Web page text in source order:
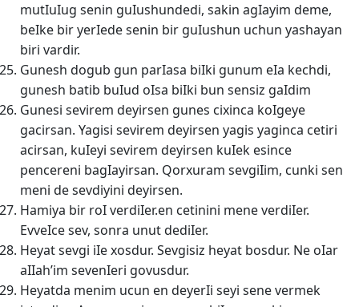
mutIuIug senin guIushundedi, sakin agIayim deme,
beIke bir yerIede senin bir guIushun uchun yashayan
biri vardir.
Gunesh dogub gun parIasa biIki gunum eIa kechdi,
gunesh batib buIud oIsa biIki bun sensiz gaIdim
Gunesi sevirem deyirsen gunes cixinca koIgeye
gacirsan. Yagisi sevirem deyirsen yagis yaginca cetiri
acirsan, kuIeyi sevirem deyirsen kuIek esince
pencereni bagIayirsan. Qorxuram sevgiIim, cunki sen
meni de sevdiyini deyirsen.
Hamiya bir roI verdiIer.en cetinini mene verdiIer.
EvveIce sev, sonra unut dediIer.
Heyat sevgi iIe xosdur. Sevgisiz heyat bosdur. Ne oIar
aIIah’im sevenIeri govusdur.
Heyatda menim ucun en deyerIi seyi sene vermek